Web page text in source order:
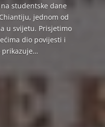
studentske dane
jednom od
u svijetu. Prisjetimo
dio povijesti i
prikazuje…